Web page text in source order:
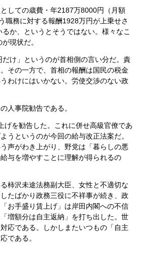
しての歳費・年2187万8000円（月額
職務に対する報酬1928万円が上乗せさ
か、というとそうではない。様々なこ
現状だ。
け」というのが首相側の言い分だ。責
その一方で、首相の報酬は国民の税金
わけにはいかない。労使交渉のない政
人事院勧告である。
げを勧告した。これに併せ高級官僚であ
うというのが今回の給与改正法案だ。
声がわき上がり、野党は「暮らしの悪
与を増やすことに理解が得られるの
柿沢未途法務副大臣、女性と不適切な
たばかり政務三役に不祥事が続き、政
お手盛り賃上げ」は岸田内閣への不信
増額分は自主返納」を打ち出した。世
応である。しかしまたいつもの「自主
である。